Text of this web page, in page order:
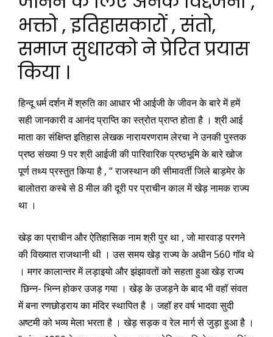
भक्तो , इतिहासकारों , संतो,
समाज सुधारको ने प्रेरित प्रयास
किया ।
हिन्दू धर्म दर्शन में श्रुति का आधार भी आईजी के जीवन के बारे में हमें
सही जानकारी व आनंद प्राप्ति का स्त्रोत प्राप्त होता है । श्री आई
माता का संक्षिप्त इतिहास लेखक नारायरणराम लेरचा ने उनकी पुस्तक
प्रष्ठ संख्या 9 पर श्री आईजी की पारिवारिक प्रष्ठभूमि के बारे खोज
पूर्ण तथ्य प्रस्तुत किया है , “ राजस्थान की सीमावर्ती जिले बाड़मेर के
बालोतरा कस्बे से 8 मील की दूरी पर प्राचीन काल में खेड़ नामक राज्य
था ।
खे‌ड़ का प्राचीन और ऐतिहासिक नाम श्री पुर था , जो मारवाड़ परगने
की विख्यात राजथानी थी । उस समय खेड़ राज्य के अधीन 560 गॉव थे
। मगर कालान्तर में लड़ाइयो और झंझावतों को सहता हुआ खेड़ राज्य
छिन्न- भिन्न होकर उज‌ड़ गया । खेड़ के उजड़ने के बाद भी वहॉ संवत
में बना रणछोड़राय का मंदिर स्थापित है । जहॉ हर वर्ष भादवा सुदी
अष्टमी को भव्य मेला भरता है । खेड़ सड़क व रेल मार्ग से जुड़ा हुआ है ।